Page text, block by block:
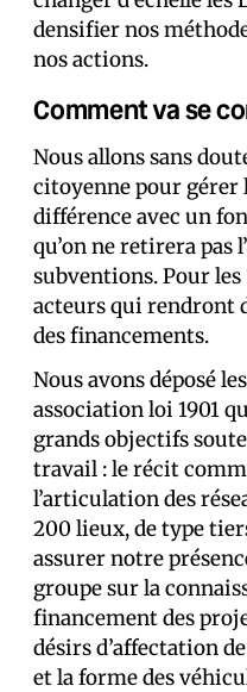
densifier nos
nos actions.
Comment va se
Nous allons sans
citoyenne pour gérer
différence avec un
qu’on ne retirera pas
subventions. Pour
acteurs qui rendront
des financements.
Nous avons déposé
association loi 1901
grands objectifs
travail : le récit
l’articulation des
200 lieux, de type
assurer notre
groupe sur la
financement des
désirs d’affectation
et la forme des